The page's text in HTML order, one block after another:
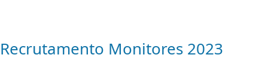
Recrutamento Monitores 2023